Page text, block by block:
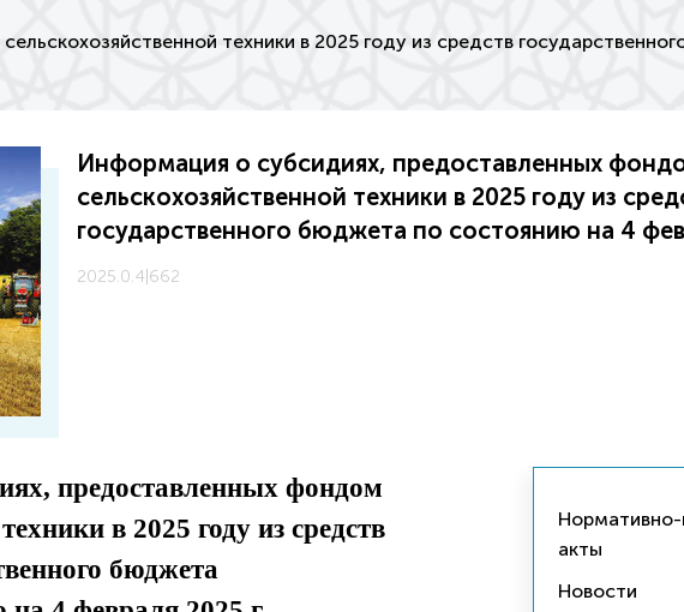
техники в 2025 году из средств
Информация о субсидиях, предоставленных
сельскохозяйственной техники в 2025 году из
государственного бюджета по состоянию на 4
2025.0.4 662
предоставленных фондом
в 2025 году из средств
бюджета
акты
Новости